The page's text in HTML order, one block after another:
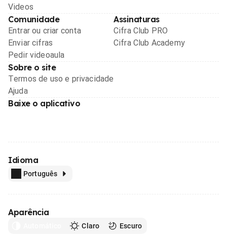
Videos
Comunidade
Entrar ou criar conta
Enviar cifras
Pedir videoaula
Assinaturas
Cifra Club PRO
Cifra Club Academy
Sobre o site
Termos de uso e privacidade
Ajuda
Baixe o aplicativo
Idioma
Português
Aparência
Claro Escuro